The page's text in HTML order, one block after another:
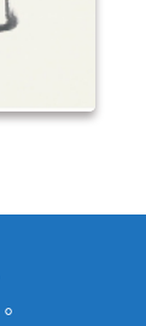
。